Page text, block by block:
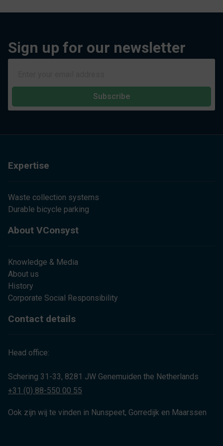
Sign up for our newsletter
Subscribe
Expertise
Waste collection systems
Durable bicycle parking
About VConsyst
Knowledge & Media
About us
History
Corporate Social Responsibility
Contact details
Head office:
Schering 31-33, 8281 JW Genemuiden the Netherlands
+31 (0) 88-550 00 55
Ook zijn wij te vinden in Nunspeet, Gorredijk en Maarssen